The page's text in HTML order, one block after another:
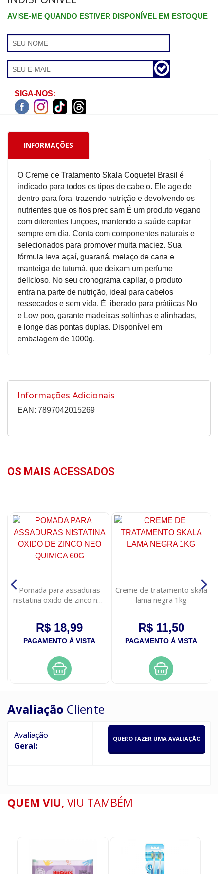
AVISE-ME QUANDO ESTIVER DISPONÍVEL EM ESTOQUE
SIGA-NOS:
INFORMAÇÕES
O Creme de Tratamento Skala Coquetel Brasil é
indicado para todos os tipos de cabelo. Ele age de
dentro para fora, trazendo nutrição e devolvendo os
nutrientes que os fios precisam É um produto vegano
com diferentes funções, mantendo a saúde capilar
sempre em dia. Conta com componentes naturais e
selecionados para promover muita maciez. Sua
fórmula leva açaí, guaraná, melaço de cana e
manteiga de tutumá, que deixam um perfume
delicioso. No seu cronograma capilar, o produto
entra na parte de nutrição, ideal para cabelos
ressecados e sem vida. É liberado para prátiicas No
e Low poo, garante madeixas soltinhas e alinhadas,
e longe das pontas duplas. Disponível em
embalagem de 1000g.
Informações Adicionais
EAN: 7897042015269
OS MAIS ACESSADOS
Pomada para assaduras
nistatina oxido de zinco neo
R$ 18,99
PAGAMENTO À VISTA
Creme de tratamento skala
lama negra 1kg
R$ 11,50
PAGAMENTO À VISTA
Avaliação Cliente
Avaliação
Geral:
QUERO FAZER UMA AVALIAÇÃO
QUEM VIU, VIU TAMBÉM